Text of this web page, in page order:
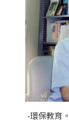
-環保教育